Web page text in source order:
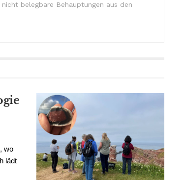
belegbare Behauptungen aus den
wo
lädt